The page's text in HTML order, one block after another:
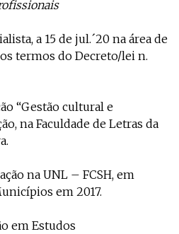
a 15 de jul.´20 na área de
termos do Decreto/lei n.
“Gestão cultural e
na Faculdade de Letras da
na UNL – FCSH, em
em 2017.
em Estudos